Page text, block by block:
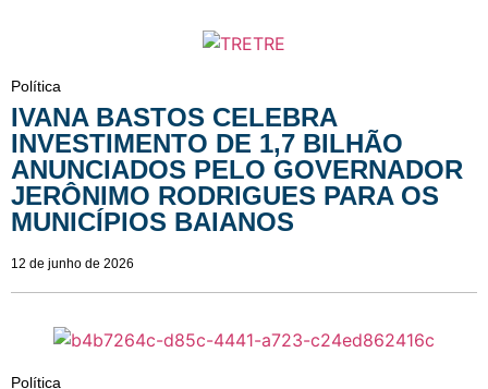
Política
IVANA BASTOS CELEBRA
INVESTIMENTO DE 1,7 BILHÃO
ANUNCIADOS PELO GOVERNADOR
JERÔNIMO RODRIGUES PARA OS
MUNICÍPIOS BAIANOS
12 de junho de 2026
Política